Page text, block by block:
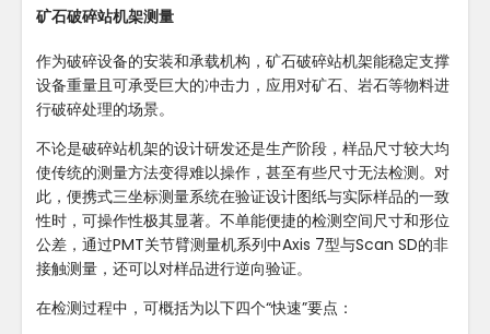
矿石破碎站机架测量
作为破碎设备的安装和承载机构，矿石破碎站机架能稳定支撑
设备重量且可承受巨大的冲击力，应用对矿石、岩石等物料进
行破碎处理的场景。
不论是破碎站机架的设计研发还是生产阶段，样品尺寸较大均
使传统的测量方法变得难以操作，甚至有些尺寸无法检测。对
此，便携式三坐标测量系统在验证设计图纸与实际样品的一致
性时，可操作性极其显著。不单能便捷的检测空间尺寸和形位
公差，通过PMT关节臂测量机系列中Axis 7型与Scan SD的非
接触测量，还可以对样品进行逆向验证。
在检测过程中，可概括为以下四个“快速”要点：